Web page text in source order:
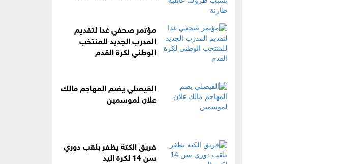
مؤتمر صحفي غدا لتقديم
المدرب الجديد للمنتخب
الوطني لكرة القدم
الفيصلي يضم المهاجم مالك
علان لموسمين
فريق الكتة يظفر بلقب دوري
سن 14 لكرة اليد